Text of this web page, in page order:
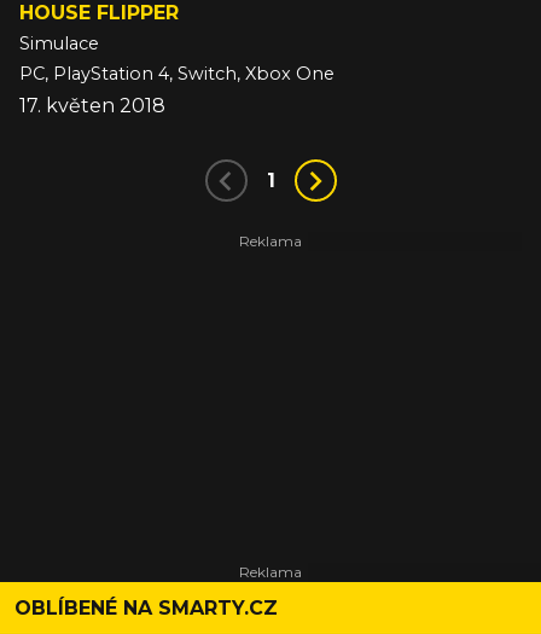
HOUSE FLIPPER
Simulace
PC, PlayStation 4, Switch, Xbox One
17. květen 2018
1
OBLÍBENÉ NA SMARTY.CZ